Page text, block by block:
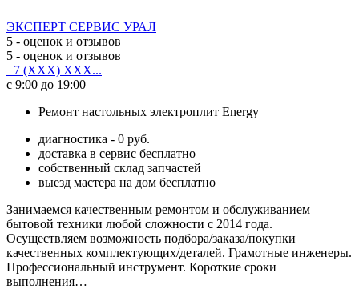
ЭКСПЕРТ СЕРВИС УРАЛ
5 - оценок и отзывов
5 - оценок и отзывов
+7 (XXX) XXX...
с 9:00 до 19:00
Ремонт настольных электроплит Energy
диагностика - 0 руб.
доставка в сервис бесплатно
собственный склад запчастей
выезд мастера на дом бесплатно
Занимаемся качественным ремонтом и обслуживанием
бытовой техники любой сложности с 2014 года.
Осуществляем возможность подбора/заказа/покупки
качественных комплектующих/деталей. Грамотные инженеры.
Профессиональный инструмент. Короткие сроки
выполнения…